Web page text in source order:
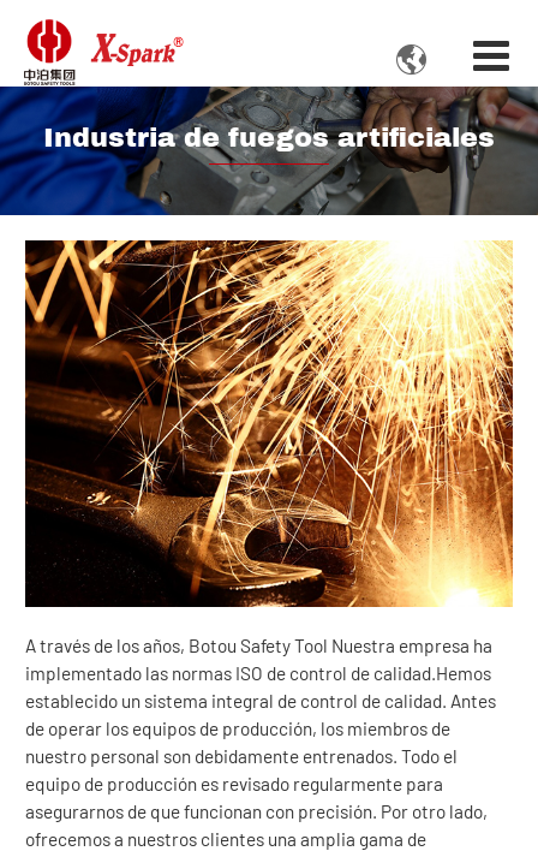

Industria de fuegos artificiales
A través de los años, Botou Safety Tool Nuestra empresa ha
implementado las normas ISO de control de calidad.Hemos
establecido un sistema integral de control de calidad. Antes
de operar los equipos de producción, los miembros de
nuestro personal son debidamente entrenados. Todo el
equipo de producción es revisado regularmente para
asegurarnos de que funcionan con precisión. Por otro lado,
ofrecemos a nuestros clientes una amplia gama de